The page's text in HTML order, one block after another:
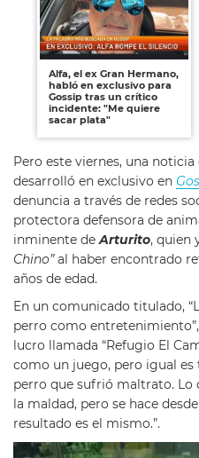
Alfa, el ex Gran Hermano,
habló en exclusivo para
Gossip tras un crítico
incidente: "Me quiere
sacar plata"
Pero este viernes, una
desarrolló en exclusivo en
denuncia a través de redes
protectora defensora de
inminente de Arturito, quien
Chino”al haber encontrado
años de edad.
En un comunicado titulado,
perro como
lucro llamada “Refugio El
como un juego, pero igual
perro que sufrió maltrato. Lo
la maldad, pero se hace
resultado es el mismo.”.